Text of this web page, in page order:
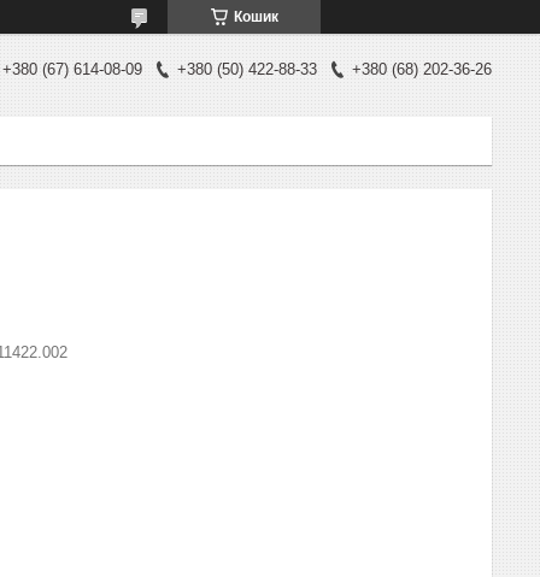
Кошик
+380 (67) 614-08-09 +380 (50) 422-88-33 +380 (68) 202-36-26